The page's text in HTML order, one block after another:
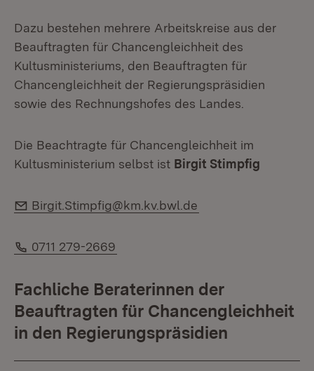
Dazu bestehen mehrere Arbeitskreise aus der
Beauftragten für Chancengleichheit des
Kultusministeriums, den Beauftragten für
Chancengleichheit der Regierungspräsidien
sowie des Rechnungshofes des Landes.
Die Beachtragte für Chancengleichheit im
Kultusministerium selbst ist Birgit Stimpfig
E-Mail:
Birgit.Stimpfig@km.kv.bwl.de
Telefon:
0711 279-2669
Fachliche Beraterinnen der
Beauftragten für Chancengleichheit
in den Regierungspräsidien